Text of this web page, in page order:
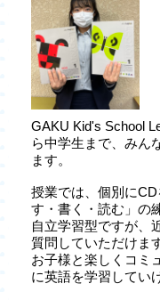
GAKU Kid's School
ら中学生まで、みん
ます。
授業では、個別に
す・書く・読む」の
自立学習型ですが、
質問していただけま
お子様と楽しくコミ
に英語を学習してい